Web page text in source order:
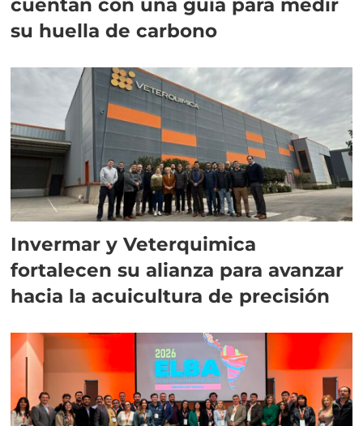
su huella de carbono
Invermar y Veterquimica
fortalecen su alianza para avanzar
hacia la acuicultura de precisión